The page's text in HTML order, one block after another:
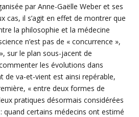
par Anne-Gaëlle Weber et ses
cas, il s’agit en effet de montrer que
la philosophie et la médecine
n’est pas de « concurrence »,
sur le plan sous-jacent de
les évolutions dans
de va-et-vient est ainsi repérable,
« entre deux formes de
pratiques désormais considérées
: quand certains médecins ont estimé